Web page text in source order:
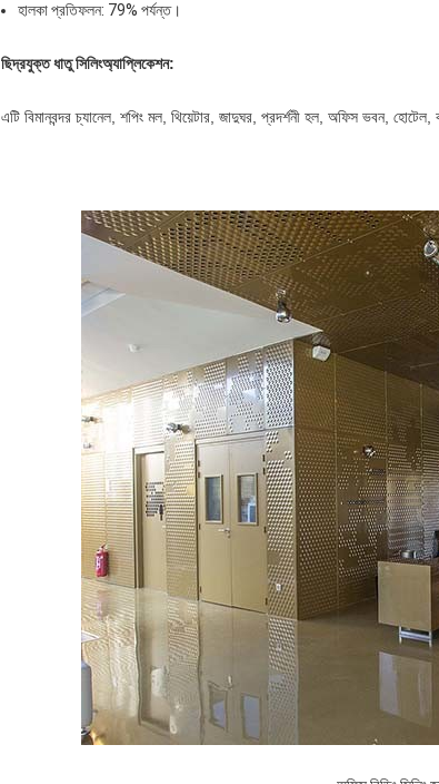
হালকা প্রতিফলন: 79% পর্যন্ত।
ছিদ্রযুক্ত ধাতু সিলিংঅ্যাপ্লিকেশন:
এটি বিমানবন্দর চ্যানেল, শপিং মল, থিয়েটার, জাদুঘর, প্রদর্শনী হল, অফিস ভবন,